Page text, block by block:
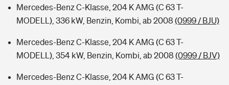
Mercedes-Benz C-Klasse, 204 K AMG (C 63 T-
MODELL), 336 kW, Benzin, Kombi, ab 2008 (0999 / BJU)
Mercedes-Benz C-Klasse, 204 K AMG (C 63 T-
MODELL), 354 kW, Benzin, Kombi, ab 2008 (0999 / BJV)
Mercedes-Benz C-Klasse, 204 K AMG (C 63 T-